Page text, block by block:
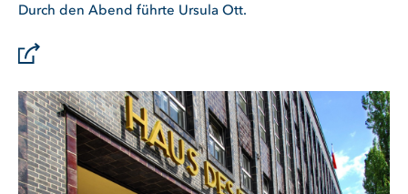
Durch den Abend führte Ursula Ott.